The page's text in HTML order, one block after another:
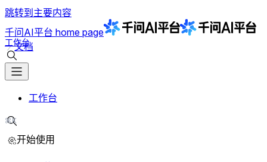
跳转到主要内容
千问AI平台 home page
文档
工作台
工作台
⌘K
开始使用